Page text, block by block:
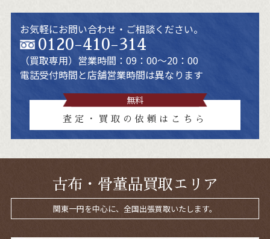
お気軽にお問い合わせ・ご相談ください。
0120-410-314
（買取専用） 営業時間：09：00～20：00
電話受付時間と店舗営業時間は異なります
無料
査定・買取の依頼はこちら
古布・骨董品買取エリア
関東一円を中心に、全国出張買取いたします。